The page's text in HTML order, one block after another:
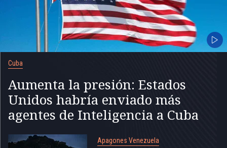
Cuba
Aumenta la presión: Estados
Unidos habría enviado más
agentes de Inteligencia a Cuba
Apagones Venezuela